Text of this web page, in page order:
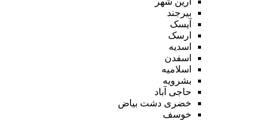
بیرجند
آیسک
ارسک
اسدیه
اسفدن
اسلامیه
بشرویه
حاجی آباد
خضری دشت بیاض
خوسف